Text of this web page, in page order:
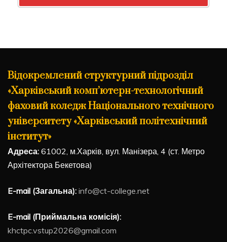
Відокремлений структурний підрозділ
«Харківський комп’ютерн-технологічний
фаховий коледж Національного технічного
університету «Харківський політехнічний
інститут»
Адреса: 61002, м.Харків, вул. Манізера, 4 (ст. Метро
Архітектора Бекетова)
E-mail (Загальна): info@ct-college.net
E-mail (Приймальна комісія):
khctpc.vstup2026@gmail.com